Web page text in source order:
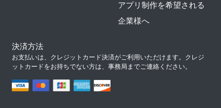
アプリ制作を希望される
企業様へ
決済方法
お支払いは、クレジットカード決済がご利用いただけます。クレジ
ットカードをお持ちでない方は、事務局までご連絡ください。